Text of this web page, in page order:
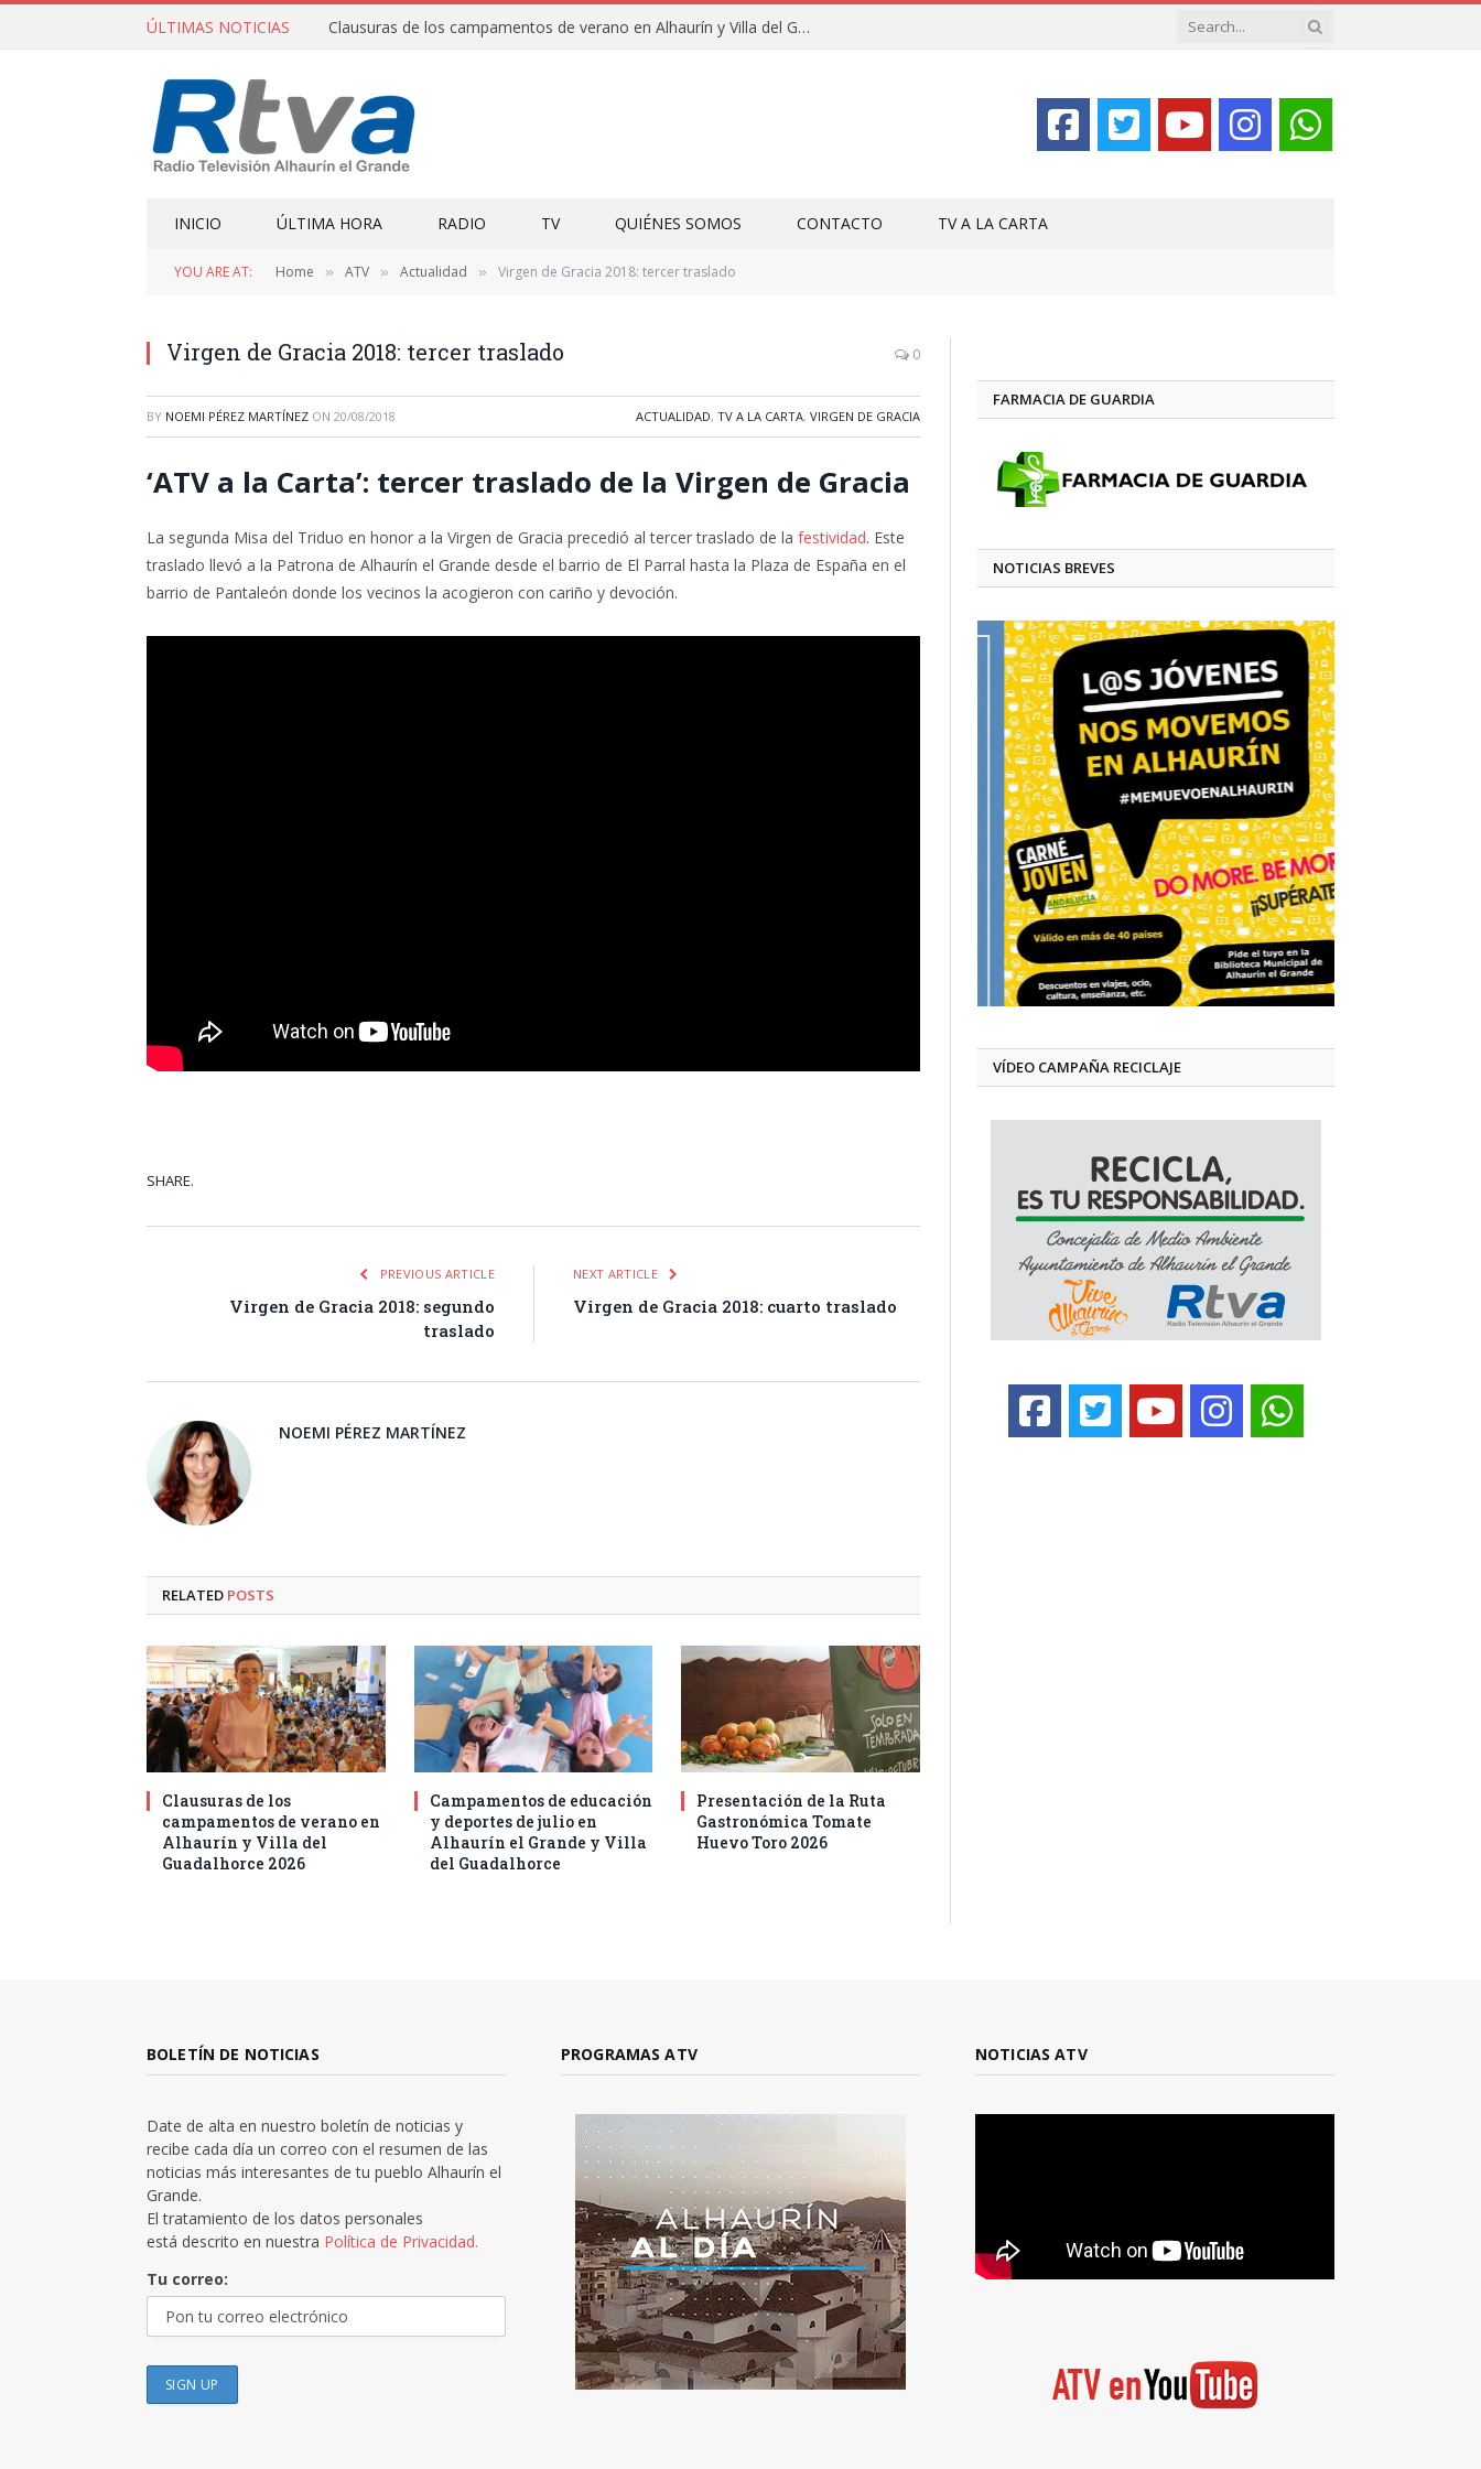
ÚLTIMAS NOTICIAS Clausuras de los campamentos de verano en Alhaurín y Villa del Guadalhorce 2026
INICIO ÚLTIMA HORA RADIO TV QUIÉNES SOMOS CONTACTO TV A LA CARTA
YOU ARE AT: Home » ATV » Actualidad » Virgen de Gracia 2018: tercer traslado
Virgen de Gracia 2018: tercer traslado 0
BY NOEMI PÉREZ MARTÍNEZ ON 20/08/2018 ACTUALIDAD, TV A LA CARTA, VIRGEN DE GRACIA
‘ATV a la Carta’: tercer traslado de la Virgen de Gracia
La segunda Misa del Triduo en honor a la Virgen de Gracia precedió al tercer traslado de la festividad. Este
traslado llevó a la Patrona de Alhaurín el Grande desde el barrio de El Parral hasta la Plaza de España en el
barrio de Pantaleón donde los vecinos la acogieron con cariño y devoción.
SHARE.
PREVIOUS ARTICLE
Virgen de Gracia 2018: segundo
traslado
NEXT ARTICLE
Virgen de Gracia 2018: cuarto traslado
NOEMI PÉREZ MARTÍNEZ
RELATED POSTS
Clausuras de los
campamentos de verano en
Alhaurín y Villa del
Guadalhorce 2026
Campamentos de educación
y deportes de julio en
Alhaurín el Grande y Villa
del Guadalhorce
Presentación de la Ruta
Gastronómica Tomate
Huevo Toro 2026
FARMACIA DE GUARDIA
NOTICIAS BREVES
VÍDEO CAMPAÑA RECICLAJE
BOLETÍN DE NOTICIAS
Date de alta en nuestro boletín de noticias y
recibe cada día un correo con el resumen de las
noticias más interesantes de tu pueblo Alhaurín el
Grande.
El tratamiento de los datos personales
está descrito en nuestra Política de Privacidad.
Tu correo:
PROGRAMAS ATV NOTICIAS ATV